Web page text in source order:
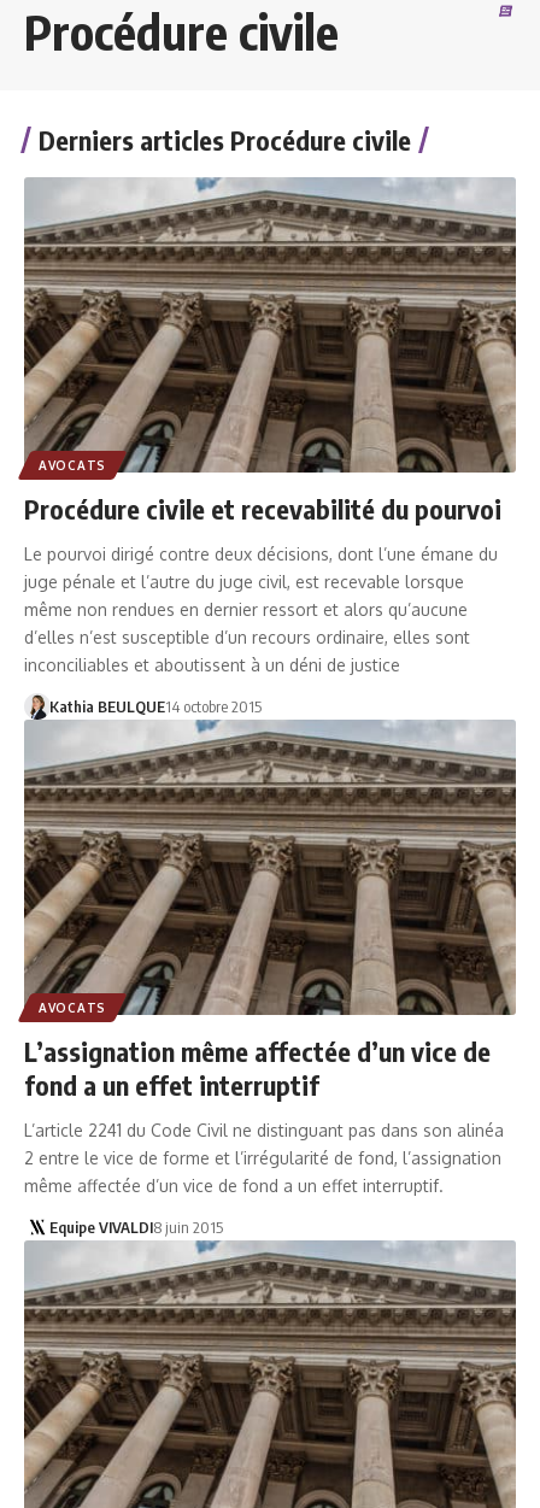
Procédure civile
Derniers articles Procédure civile
AVOCATS
Procédure civile et recevabilité du pourvoi
Le pourvoi dirigé contre deux décisions, dont l’une émane du
juge pénale et l’autre du juge civil, est recevable lorsque
même non rendues en dernier ressort et alors qu’aucune
d’elles n’est susceptible d’un recours ordinaire, elles sont
inconciliables et aboutissent à un déni de justice
Kathia BEULQUE14 octobre 2015
AVOCATS
L’assignation même affectée d’un vice de
fond a un effet interruptif
L’article 2241 du Code Civil ne distinguant pas dans son alinéa
2 entre le vice de forme et l’irrégularité de fond, l’assignation
même affectée d’un vice de fond a un effet interruptif.
Equipe VIVALDI8 juin 2015